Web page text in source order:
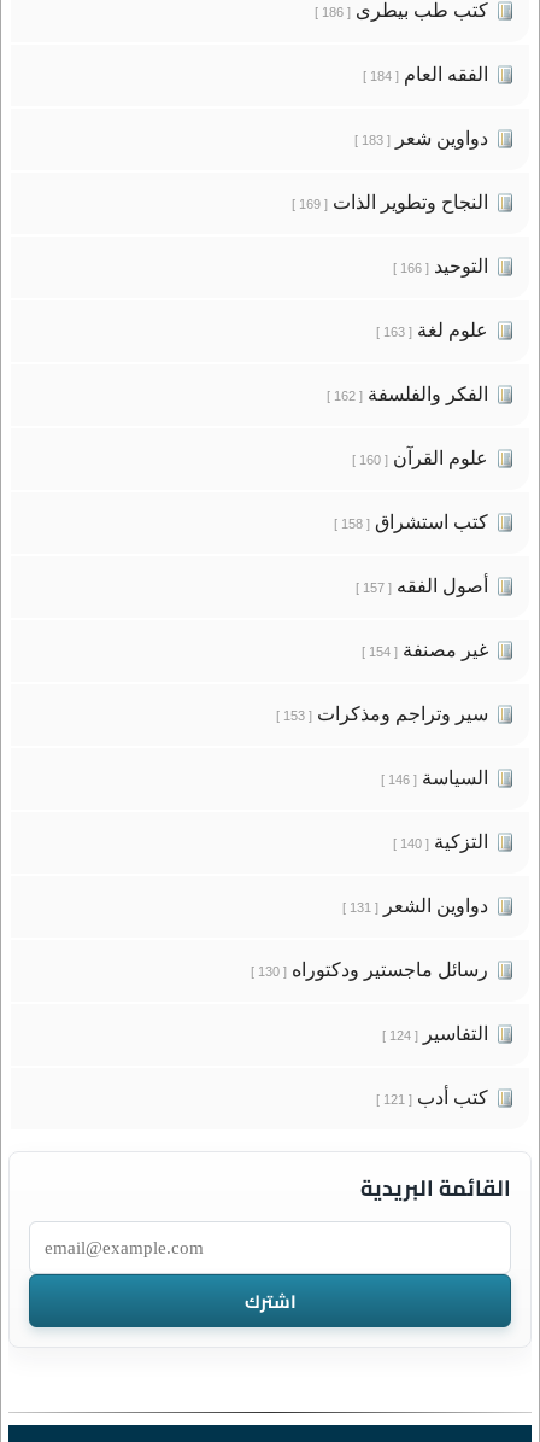
كتب طب بيطرى[ 186 ]
الفقه العام[ 184 ]
دواوين شعر[ 183 ]
النجاح وتطوير الذات[ 169 ]
التوحيد[ 166 ]
علوم لغة[ 163 ]
الفكر والفلسفة[ 162 ]
علوم القرآن[ 160 ]
كتب استشراق[ 158 ]
أصول الفقه[ 157 ]
غير مصنفة[ 154 ]
سير وتراجم ومذكرات[ 153 ]
السياسة[ 146 ]
التزكية[ 140 ]
دواوين الشعر[ 131 ]
رسائل ماجستير ودكتوراه[ 130 ]
التفاسير[ 124 ]
كتب أدب[ 121 ]
القائمة البريدية